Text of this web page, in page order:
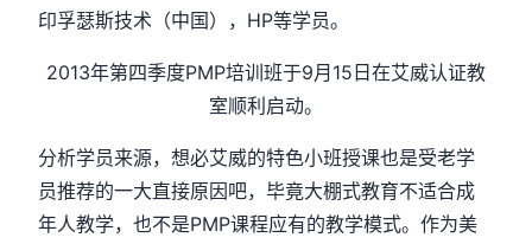
印孚瑟斯技术（中国），HP等学员。
2013年第四季度PMP培训班于9月15日在艾威认证教
室顺利启动。
分析学员来源，想必艾威的特色小班授课也是受老学
员推荐的一大直接原因吧，毕竟大棚式教育不适合成
年人教学，也不是PMP课程应有的教学模式。作为美